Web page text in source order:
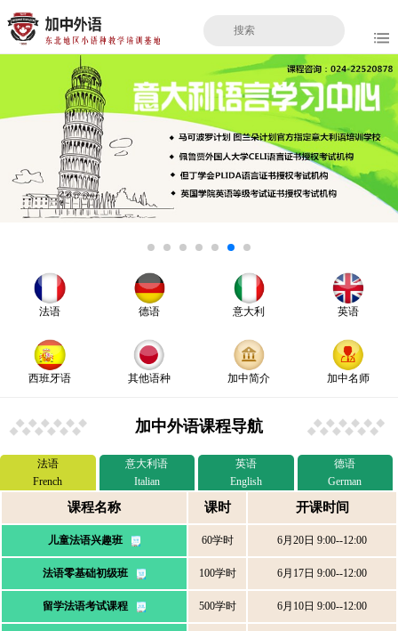
法语 德语 意大利 英语
西班牙语 其他语种 加中简介 加中名师
加中外语课程导航
法语
French
意大利语
Italian
英语
English
德语
German
课程名称 课时 开课时间
儿童法语兴趣班 60学时 6月20日 9:00--12:00
法语零基础初级班 100学时 6月17日 9:00--12:00
留学法语考试课程 500学时 6月10日 9:00--12:00